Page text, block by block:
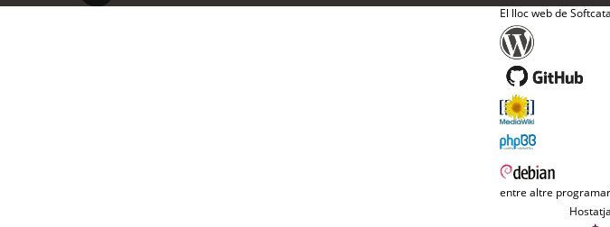
El lloc web de
entre altre